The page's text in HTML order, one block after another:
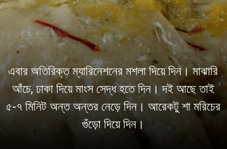
এবার অতিরিক্ত ম্যারিনেশনের মশলা দিয়ে দিন। মাঝারি
আঁচে, ঢাকা দিয়ে মাংস সেদ্ধ হতে দিন। দই আছে তাই
৫-৭ মিনিট অন্ত অন্তর নেড়ে দিন। আরেকটু শা মরিচের
গুঁড়ো দিয়ে দিন।